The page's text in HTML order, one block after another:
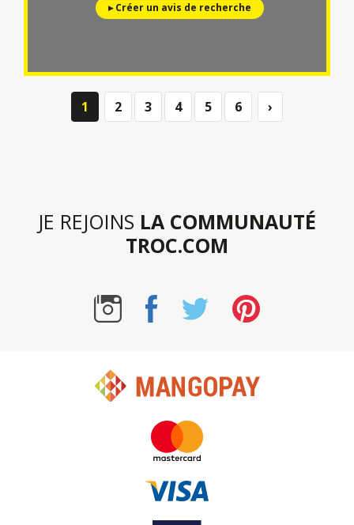
▸ Créer un avis de recherche
1 2 3 4 5 6 ›
JE REJOINS LA COMMUNAUTÉ
TROC.COM